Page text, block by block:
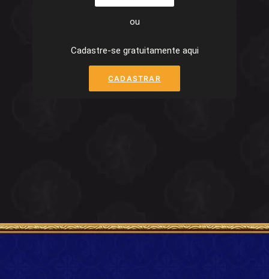
ou
Cadastre-se gratuitamente aqui
CADASTRAR